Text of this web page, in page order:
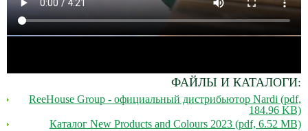
ФАЙЛЫ И КАТАЛОГИ:
ReeHouse Group - официальный дистрибьютор Nardi (pdf,
184.96 KB)
Каталог New Products and Colours 2023 (pdf, 6.52 MB)